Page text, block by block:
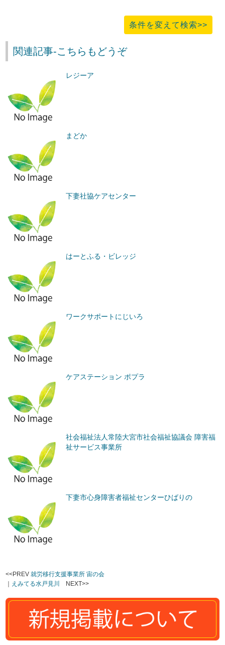
条件を変えて検索>>
関連記事-こちらもどうぞ
レジーア
まどか
下妻社協ケアセンター
はーとふる・ビレッジ
ワークサポートにじいろ
ケアステーション ポプラ
社会福祉法人常陸大宮市社会福祉協議会 障害福
祉サービス事業所
下妻市心身障害者福祉センターひばりの
<<PREV就労移行支援事業所 宙の会
｜ えみてる水戸見川 NEXT>>